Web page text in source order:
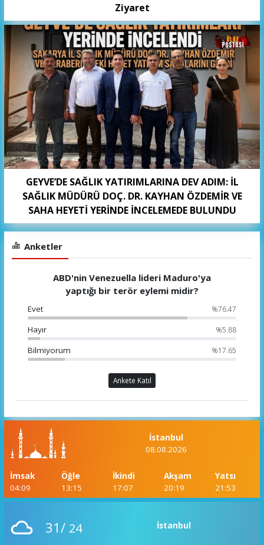
Ziyaret
GEYVE’DE SAĞLIK YATIRIMLARINA DEV ADIM: İL
SAĞLIK MÜDÜRÜ DOÇ. DR. KAYHAN ÖZDEMİR VE
SAHA HEYETİ YERİNDE İNCELEMEDE BULUNDU
Anketler
ABD'nin Venezuella lideri Maduro'ya
yaptığı bir terör eylemi midir?
Evet %76.47
Hayır %5.88
Bilmiyorum %17.65
Ankete Katıl
İstanbul
08.08.2026
İmsak
04:09
Öğle
13:15
İkindi
17:07
Akşam
20:19
Yatsı
21:53
31/ 24 İstanbul